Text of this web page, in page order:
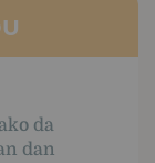
da
dan